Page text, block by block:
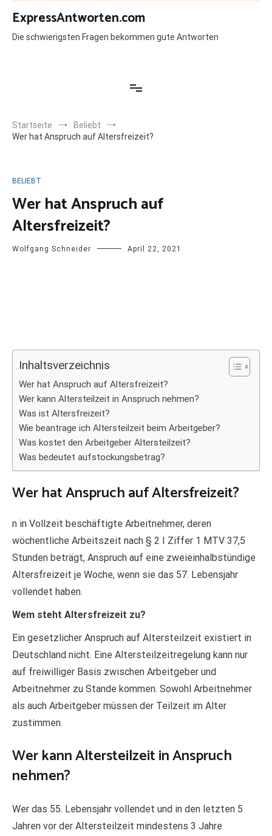
Zum
Inhalt
springen
ExpressAntworten.com
Die schwierigsten Fragen bekommen gute Antworten
Startseite
Beliebt
Wer hat Anspruch auf Altersfreizeit?
BELIEBT
Wer hat Anspruch auf
Altersfreizeit?
Wolfgang Schneider April 22, 2021
Inhaltsverzeichnis
Wer hat Anspruch auf Altersfreizeit?
Wer kann Altersteilzeit in Anspruch nehmen?
Was ist Altersfreizeit?
Wie beantrage ich Altersteilzeit beim Arbeitgeber?
Was kostet den Arbeitgeber Altersteilzeit?
Was bedeutet aufstockungsbetrag?
Wer hat Anspruch auf Altersfreizeit?
n in Vollzeit beschäftigte Arbeitnehmer, deren
wöchentliche Arbeitszeit nach § 2 I Ziffer 1 MTV 37,5
Stunden beträgt, Anspruch auf eine zweieinhalbstündige
Altersfreizeit je Woche, wenn sie das 57. Lebensjahr
vollendet haben.
Wem steht Altersfreizeit zu?
Ein gesetzlicher Anspruch auf Altersteilzeit existiert in
Deutschland nicht. Eine Altersteilzeitregelung kann nur
auf freiwilliger Basis zwischen Arbeitgeber und
Arbeitnehmer zu Stande kommen. Sowohl Arbeitnehmer
als auch Arbeitgeber müssen der Teilzeit im Alter
zustimmen.
Wer kann Altersteilzeit in Anspruch
nehmen?
Wer das 55. Lebensjahr vollendet und in den letzten 5
Jahren vor der Altersteilzeit mindestens 3 Jahre